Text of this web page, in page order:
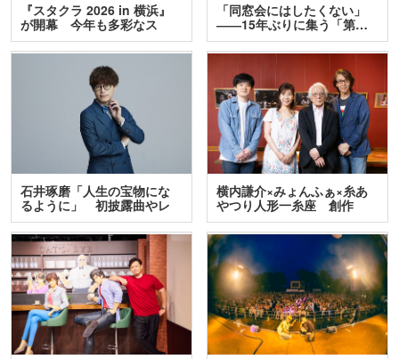
『スタクラ 2026 in 横浜』
が開幕 今年も多彩なス
テ…
「同窓会にはしたくない」
――15年ぶりに集う「第…
石井琢磨「人生の宝物にな
るように」 初披露曲やレ
ア…
横内謙介×みょんふぁ×糸あ
やつり人形一糸座 創作
人…